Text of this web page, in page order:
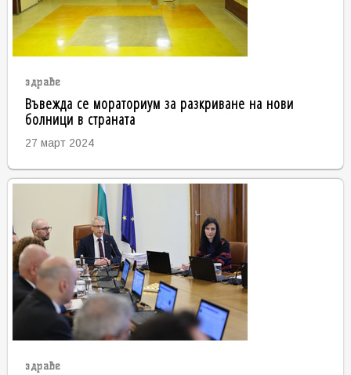
здраве
Въвежда се мораториум за разкриване на нови
болници в страната
27 март 2024
здраве